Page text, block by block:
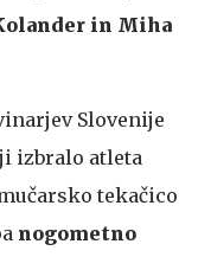
in Miha
Slovenije
izbralo atleta
tekačico
nogometno